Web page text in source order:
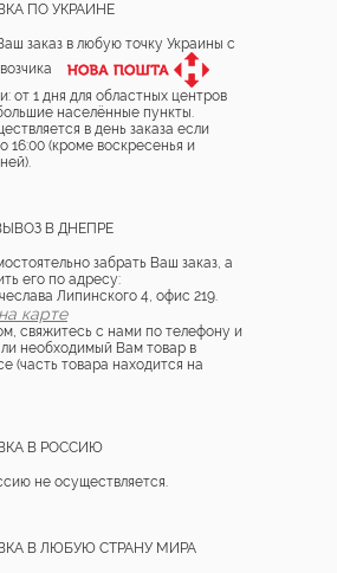
ПО УКРАИНЕ
заказ в любую точку Украины с
от 1 дня для областных центров
населённые пункты.
в день заказа если
16:00 (кроме воскресенья и
В ДНЕПРЕ
забрать Ваш заказ, а
его по адресу:
Липинского 4, офис 219.
карте
свяжитесь с нами по телефону и
необходимый Вам товар в
(часть товара находится на
В РОССИЮ
не осуществляется.
В ЛЮБУЮ СТРАНУ МИРА